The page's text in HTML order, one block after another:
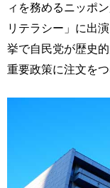
ィを務めるニッポ
リテラシー」に出
挙で自民党が歴史
重要政策に注文をつ